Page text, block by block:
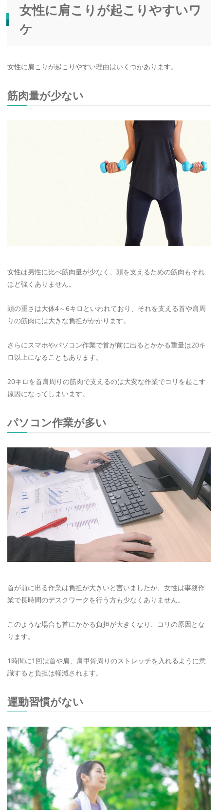
女性に肩こりが起こりやすいワ
ケ
女性に肩こりが起こりやすい理由はいくつかあります。
筋肉量が少ない
女性は男性に比べ筋肉量が少なく、頭を支えるための筋肉もそれ
ほど強くありません。
頭の重さは大体4～6キロといわれており、それを支える首や肩周
りの筋肉には大きな負担がかかります。
さらにスマホやパソコン作業で首が前に出るとかかる重量は20キ
ロ以上になることもあります。
20キロを首肩周りの筋肉で支えるのは大変な作業でコリを起こす
原因になってしまいます。
パソコン作業が多い
首が前に出る作業は負担が大きいと言いましたが、女性は事務作
業で長時間のデスクワークを行う方も少なくありません。
このような場合も首にかかる負担が大きくなり、コリの原因とな
ります。
1時間に1回は首や肩、肩甲骨周りのストレッチを入れるように意
識すると負担は軽減されます。
運動習慣がない